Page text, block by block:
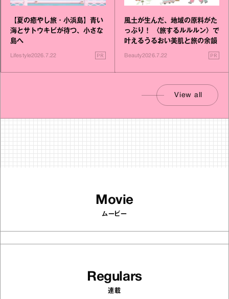
【夏の癒やし旅・小浜島】青い
海とサトウキビが待つ、小さな
島へ
Lifestyle2026.7.22 PR
風土が生んだ、地域の原料がた
っぷり！ 〈旅するルルルン〉で
叶えるうるおい美肌と旅の余韻
Beauty2026.7.22 PR
View all
Movie
ムービー
Regulars
連載